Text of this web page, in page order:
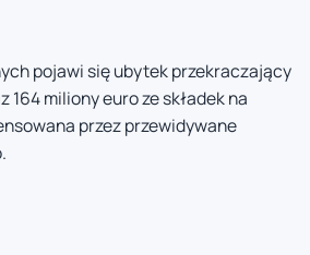
pojawi się ubytek przekraczający
miliony euro ze składek na
przez przewidywane